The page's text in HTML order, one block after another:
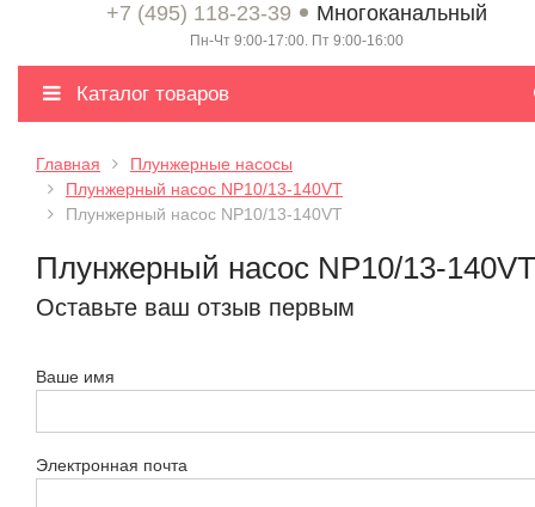
+7 (495) 118-23-39 Многоканальный
Пн-Чт 9:00-17:00. Пт 9:00-16:00
Каталог товаров
Главная
Плунжерные насосы
Плунжерный насос NP10/13-140VT
Плунжерный насос NP10/13-140VT
Плунжерный насос NP10/13-140VT
Оставьте ваш отзыв первым
Ваше имя
Электронная почта